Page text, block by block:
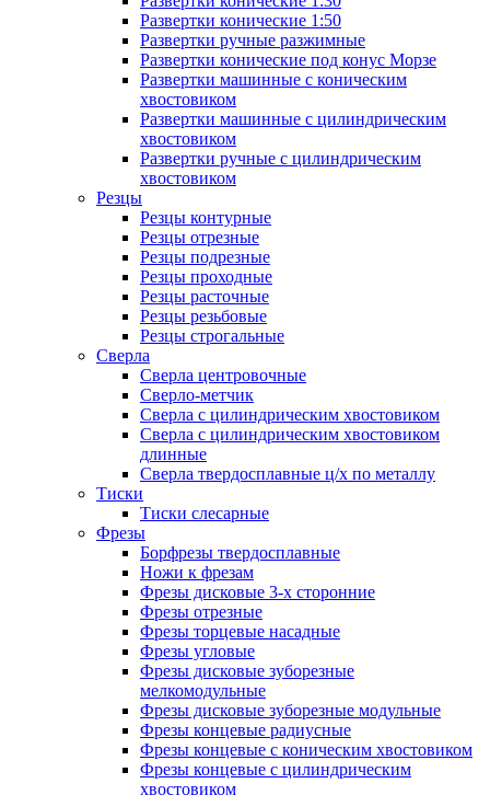
Развертки конические 1:50
Развертки ручные разжимные
Развертки конические под конус Морзе
Развертки машинные с коническим
хвостовиком
Развертки машинные с цилиндрическим
хвостовиком
Развертки ручные с цилиндрическим
хвостовиком
Резцы
Резцы контурные
Резцы отрезные
Резцы подрезные
Резцы проходные
Резцы расточные
Резцы резьбовые
Резцы строгальные
Сверла
Сверла центровочные
Сверло-метчик
Сверла с цилиндрическим хвостовиком
Сверла с цилиндрическим хвостовиком
длинные
Сверла твердосплавные ц/х по металлу
Тиски
Тиски слесарные
Фрезы
Борфрезы твердосплавные
Ножи к фрезам
Фрезы дисковые 3-х сторонние
Фрезы отрезные
Фрезы торцевые насадные
Фрезы угловые
Фрезы дисковые зуборезные
мелкомодульные
Фрезы дисковые зуборезные модульные
Фрезы концевые радиусные
Фрезы концевые с коническим хвостовиком
Фрезы концевые с цилиндрическим
хвостовиком